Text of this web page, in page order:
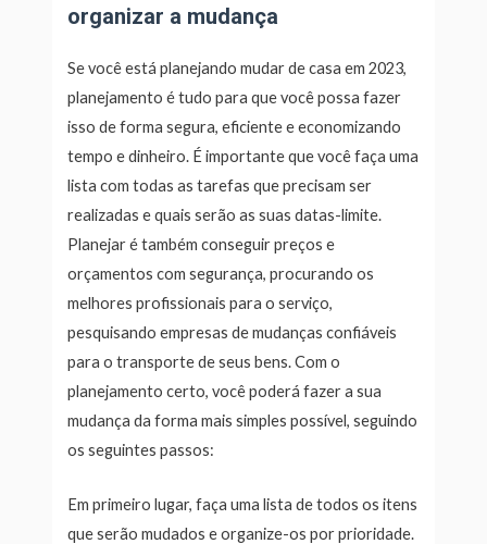
organizar a mudança
Se você está planejando mudar de casa em 2023,
planejamento é tudo para que você possa fazer
isso de forma segura, eficiente e economizando
tempo e dinheiro. É importante que você faça uma
lista com todas as tarefas que precisam ser
realizadas e quais serão as suas datas-limite.
Planejar é também conseguir preços e
orçamentos com segurança, procurando os
melhores profissionais para o serviço,
pesquisando empresas de mudanças confiáveis
para o transporte de seus bens. Com o
planejamento certo, você poderá fazer a sua
mudança da forma mais simples possível, seguindo
os seguintes passos:
Em primeiro lugar, faça uma lista de todos os itens
que serão mudados e organize-os por prioridade.